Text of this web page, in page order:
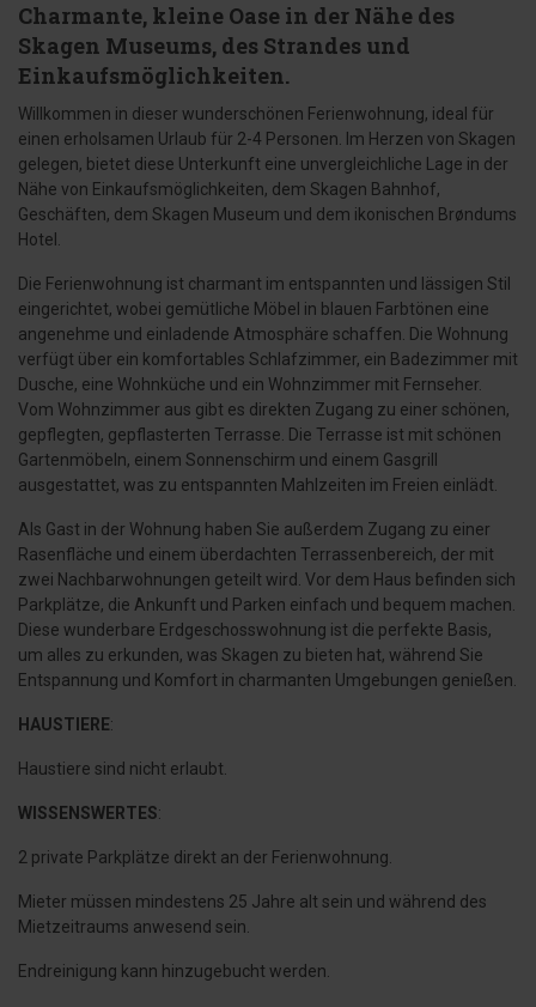
Charmante, kleine Oase in der Nähe des
Skagen Museums, des Strandes und
Einkaufsmöglichkeiten.
Willkommen in dieser wunderschönen Ferienwohnung, ideal für
einen erholsamen Urlaub für 2-4 Personen. Im Herzen von Skagen
gelegen, bietet diese Unterkunft eine unvergleichliche Lage in der
Nähe von Einkaufsmöglichkeiten, dem Skagen Bahnhof,
Geschäften, dem Skagen Museum und dem ikonischen Brøndums
Hotel.
Die Ferienwohnung ist charmant im entspannten und lässigen Stil
eingerichtet, wobei gemütliche Möbel in blauen Farbtönen eine
angenehme und einladende Atmosphäre schaffen. Die Wohnung
verfügt über ein komfortables Schlafzimmer, ein Badezimmer mit
Dusche, eine Wohnküche und ein Wohnzimmer mit Fernseher.
Vom Wohnzimmer aus gibt es direkten Zugang zu einer schönen,
gepflegten, gepflasterten Terrasse. Die Terrasse ist mit schönen
Gartenmöbeln, einem Sonnenschirm und einem Gasgrill
ausgestattet, was zu entspannten Mahlzeiten im Freien einlädt.
Als Gast in der Wohnung haben Sie außerdem Zugang zu einer
Rasenfläche und einem überdachten Terrassenbereich, der mit
zwei Nachbarwohnungen geteilt wird. Vor dem Haus befinden sich
Parkplätze, die Ankunft und Parken einfach und bequem machen.
Diese wunderbare Erdgeschosswohnung ist die perfekte Basis,
um alles zu erkunden, was Skagen zu bieten hat, während Sie
Entspannung und Komfort in charmanten Umgebungen genießen.
HAUSTIERE:
Haustiere sind nicht erlaubt.
WISSENSWERTES:
2 private Parkplätze direkt an der Ferienwohnung.
Mieter müssen mindestens 25 Jahre alt sein und während des
Mietzeitraums anwesend sein.
Endreinigung kann hinzugebucht werden.